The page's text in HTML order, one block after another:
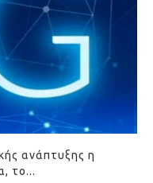
ανάπτυξης η
το...